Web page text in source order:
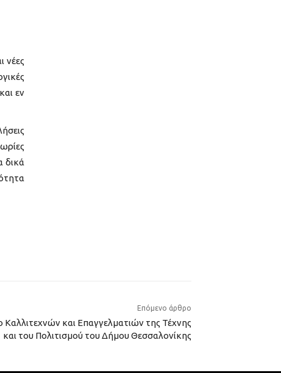
νέες
εν
δικά
Επόμενο άρθρο
και Επαγγελματιών της Τέχνης
και του Πολιτισμού του Δήμου Θεσσαλονίκης